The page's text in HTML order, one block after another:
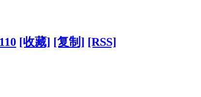
[收藏] [复制] [RSS]